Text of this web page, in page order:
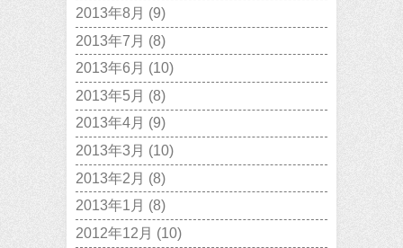
2013年8月 (9)
2013年7月 (8)
2013年6月 (10)
2013年5月 (8)
2013年4月 (9)
2013年3月 (10)
2013年2月 (8)
2013年1月 (8)
2012年12月 (10)